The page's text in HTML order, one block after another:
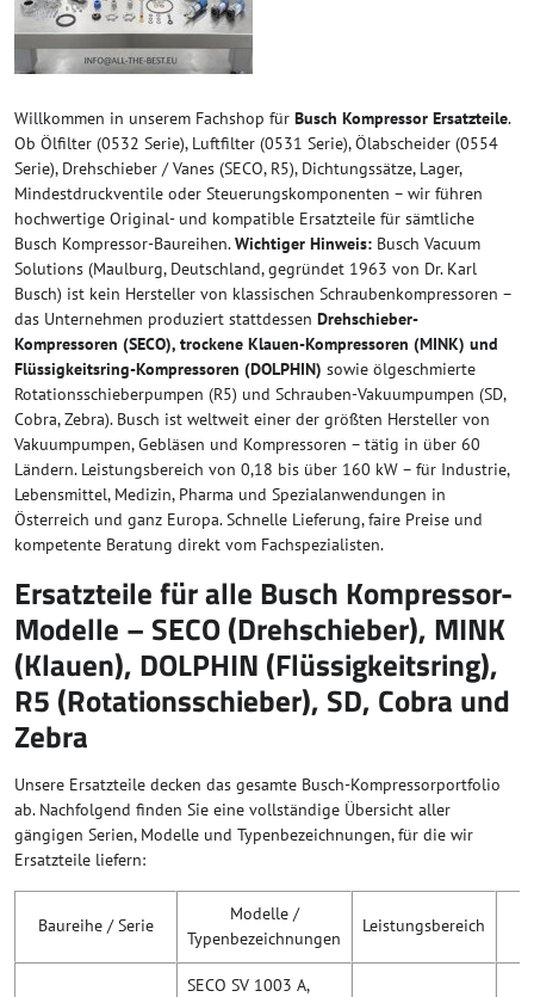
Willkommen in unserem Fachshop für Busch Kompressor Ersatzteile.
Ob Ölfilter (0532 Serie), Luftfilter (0531 Serie), Ölabscheider (0554
Serie), Drehschieber / Vanes (SECO, R5), Dichtungssätze, Lager,
Mindestdruckventile oder Steuerungskomponenten – wir führen
hochwertige Original- und kompatible Ersatzteile für sämtliche
Busch Kompressor-Baureihen.Wichtiger Hinweis: Busch Vacuum
Solutions (Maulburg, Deutschland, gegründet 1963 von Dr. Karl
Busch) ist kein Hersteller von klassischen Schraubenkompressoren –
das Unternehmen produziert stattdessen Drehschieber-
Kompressoren (SECO), trockene Klauen-Kompressoren (MINK) und
Flüssigkeitsring-Kompressoren (DOLPHIN) sowie ölgeschmierte
Rotationsschieberpumpen (R5) und Schrauben-Vakuumpumpen (SD,
Cobra, Zebra). Busch ist weltweit einer der größten Hersteller von
Vakuumpumpen, Gebläsen und Kompressoren – tätig in über 60
Ländern. Leistungsbereich von 0,18 bis über 160 kW – für Industrie,
Lebensmittel, Medizin, Pharma und Spezialanwendungen in
Österreich und ganz Europa. Schnelle Lieferung, faire Preise und
kompetente Beratung direkt vom Fachspezialisten.
Ersatzteile für alle Busch Kompressor-
Modelle – SECO (Drehschieber), MINK
(Klauen), DOLPHIN (Flüssigkeitsring),
R5 (Rotationsschieber), SD, Cobra und
Zebra
Unsere Ersatzteile decken das gesamte Busch-Kompressorportfolio
ab. Nachfolgend finden Sie eine vollständige Übersicht aller
gängigen Serien, Modelle und Typenbezeichnungen, für die wir
Ersatzteile liefern:
Baureihe / Serie
Modelle /
Typenbezeichnungen
Leistungsbereich
SECO SV 1003 A,